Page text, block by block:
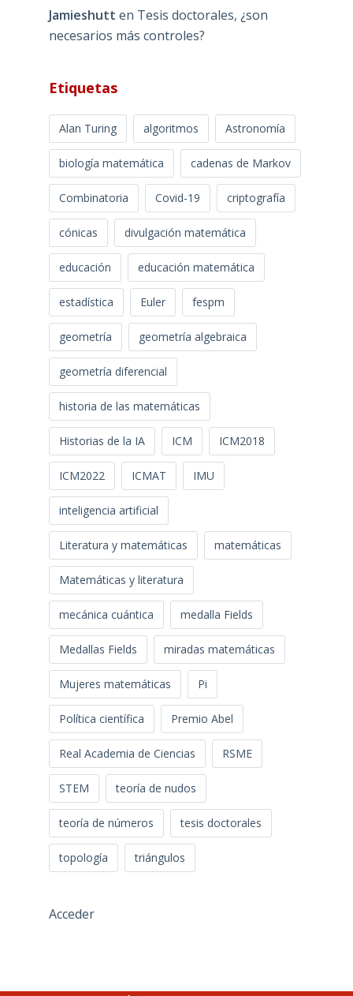
Jamieshutt en Tesis doctorales, ¿son
necesarios más controles?
Etiquetas
Alan Turing algoritmos Astronomía
biología matemática cadenas de Markov
Combinatoria Covid-19 criptografía
cónicas divulgación matemática
educación educación matemática
estadística Euler fespm
geometría geometría algebraica
geometría diferencial
historia de las matemáticas
Historias de la IA ICM ICM2018
ICM2022 ICMAT IMU
inteligencia artificial
Literatura y matemáticas matemáticas
Matemáticas y literatura
mecánica cuántica medalla Fields
Medallas Fields miradas matemáticas
Mujeres matemáticas Pi
Política científica Premio Abel
Real Academia de Ciencias RSME
STEM teoría de nudos
teoría de números tesis doctorales
topología triángulos
Acceder